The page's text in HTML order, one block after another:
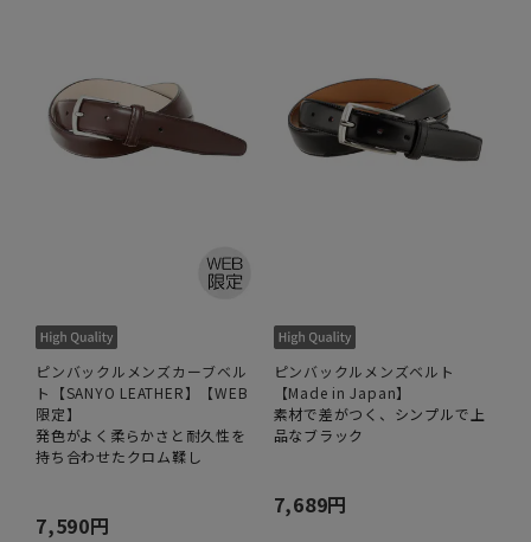
ピンバックルメンズカーブベル
ト【SANYO LEATHER】【WEB
限定】
発色がよく柔らかさと耐久性を
持ち合わせたクロム鞣し
7,590円
ピンバックルメンズベルト
【Made in Japan】
素材で差がつく、シンプルで上
品なブラック
7,689円